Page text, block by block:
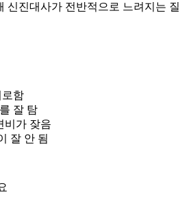
신진대사가 전반적으로 느려지는 질
로함
잘 탐
비가 잦음
잘 안 됨